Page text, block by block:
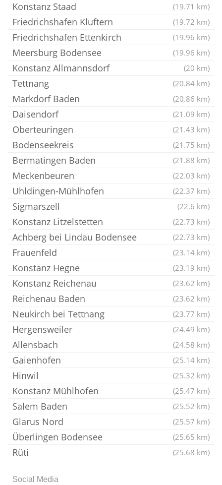
Konstanz Staad (19.71 km)
Friedrichshafen Kluftern (19.72 km)
Friedrichshafen Ettenkirch (19.96 km)
Meersburg Bodensee (19.96 km)
Konstanz Allmannsdorf (20 km)
Tettnang (20.84 km)
Markdorf Baden (20.86 km)
Daisendorf (21.09 km)
Oberteuringen (21.43 km)
Bodenseekreis (21.75 km)
Bermatingen Baden (21.88 km)
Meckenbeuren (22.03 km)
Uhldingen-Mühlhofen (22.37 km)
Sigmarszell (22.6 km)
Konstanz Litzelstetten (22.73 km)
Achberg bei Lindau Bodensee (22.73 km)
Frauenfeld (23.14 km)
Konstanz Hegne (23.19 km)
Konstanz Reichenau (23.62 km)
Reichenau Baden (23.62 km)
Neukirch bei Tettnang (23.77 km)
Hergensweiler (24.49 km)
Allensbach (24.58 km)
Gaienhofen (25.14 km)
Hinwil (25.32 km)
Konstanz Mühlhofen (25.47 km)
Salem Baden (25.52 km)
Glarus Nord (25.57 km)
Überlingen Bodensee (25.65 km)
Rüti (25.68 km)
Social Media